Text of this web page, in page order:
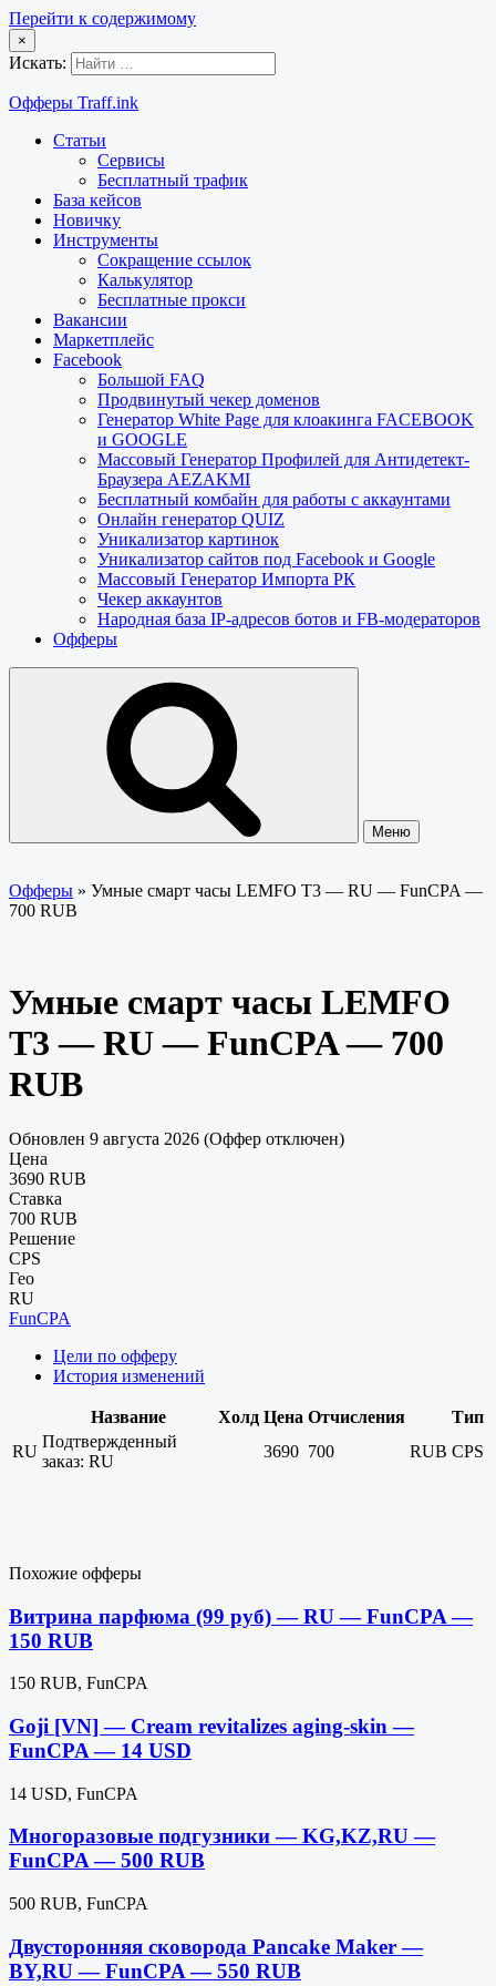
Перейти к содержимому
×
Искать:
Офферы Traff.ink
Статьи
Сервисы
Бесплатный трафик
База кейсов
Новичку
Инструменты
Сокращение ссылок
Калькулятор
Бесплатные прокси
Вакансии
Маркетплейс
Facebook
Большой FAQ
Продвинутый чекер доменов
Генератор White Page для клоакинга FACEBOOK
и GOOGLE
Массовый Генератор Профилей для Антидетект-
Браузера AEZAKMI
Бесплатный комбайн для работы с аккаунтами
Онлайн генератор QUIZ
Уникализатор картинок
Уникализатор сайтов под Facebook и Google
Массовый Генератор Импорта РК
Чекер аккаунтов
Народная база IP-адресов ботов и FB-модераторов
Офферы
Меню
Офферы » Умные смарт часы LEMFO T3 — RU — FunCPA —
700 RUB
Умные смарт часы LEMFO
T3 — RU — FunCPA — 700
RUB
Обновлен 9 августа 2026 (Оффер отключен)
Цена
3690 RUB
Ставка
700 RUB
Решение
CPS
Гео
RU
FunCPA
Цели по офферу
История изменений
Название Холд Цена Отчисления
Тип
RU
Подтвержденный
заказ: RU
3690 700 RUB CPS
Похожие офферы
Витрина парфюма (99 руб) — RU — FunCPA —
150 RUB
150 RUB, FunCPA
Goji [VN] — Cream revitalizes aging-skin —
FunCPA — 14 USD
14 USD, FunCPA
Многоразовые подгузники — KG,KZ,RU —
FunCPA — 500 RUB
500 RUB, FunCPA
Двусторонняя сковорода Pancake Maker —
BY,RU — FunCPA — 550 RUB